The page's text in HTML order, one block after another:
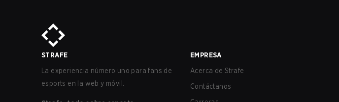
STRAFE
La experiencia número uno para fans de
esports en la web y móvil.
EMPRESA
Acerca de Strafe
Contáctanos